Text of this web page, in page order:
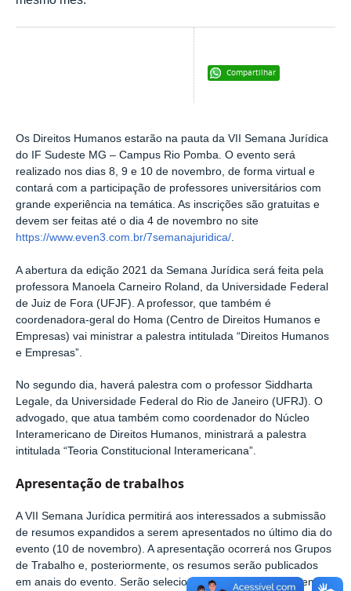
Compartilhar
Os Direitos Humanos estarão na pauta da VII Semana Jurídica
do IF Sudeste MG – Campus Rio Pomba. O evento será
realizado nos dias 8, 9 e 10 de novembro, de forma virtual e
contará com a participação de professores universitários com
grande experiência na temática. As inscrições são gratuitas e
devem ser feitas até o dia 4 de novembro no site
https://www.even3.com.br/7semanajuridica/.
A abertura da edição 2021 da Semana Jurídica será feita pela
professora Manoela Carneiro Roland, da Universidade Federal
de Juiz de Fora (UFJF). A professor, que também é
coordenadora-geral do Homa (Centro de Direitos Humanos e
Empresas) vai ministrar a palestra intitulada “Direitos Humanos
e Empresas”.
No segundo dia, haverá palestra com o professor Siddharta
Legale, da Universidade Federal do Rio de Janeiro (UFRJ). O
advogado, que atua também como coordenador do Núcleo
Interamericano de Direitos Humanos, ministrará a palestra
intitulada “Teoria Constitucional Interamericana”.
Apresentação de trabalhos
A VII Semana Jurídica permitirá aos interessados a submissão
de resumos expandidos a serem apresentados no último dia do
evento (10 de novembro). A apresentação ocorrerá nos Grupos
de Trabalho e, posteriormente, os resumos serão publicados
em anais do evento. Serão selecionados até 15 resumos em